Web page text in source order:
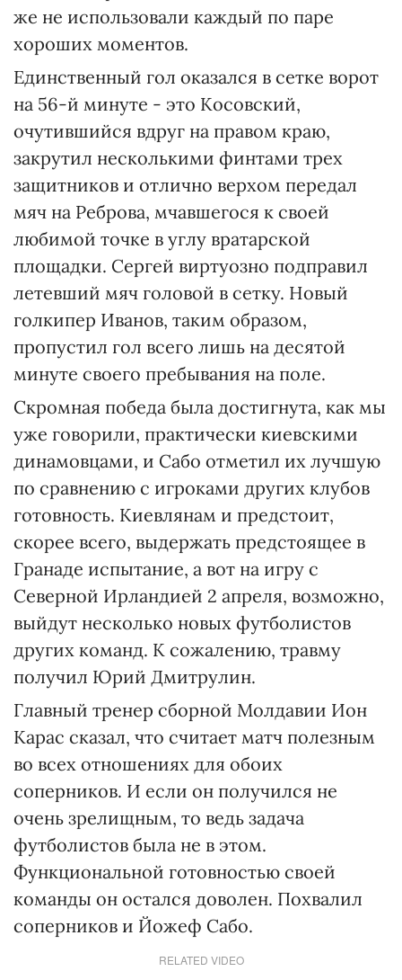
же не использовали каждый по паре
хороших моментов.
Единственный гол оказался в сетке ворот
на 56-й минуте - это Косовский,
очутившийся вдруг на правом краю,
закрутил несколькими финтами трех
защитников и отлично верхом передал
мяч на Реброва, мчавшегося к своей
любимой точке в углу вратарской
площадки. Сергей виртуозно подправил
летевший мяч головой в сетку. Новый
голкипер Иванов, таким образом,
пропустил гол всего лишь на десятой
минуте своего пребывания на поле.
Скромная победа была достигнута, как мы
уже говорили, практически киевскими
динамовцами, и Сабо отметил их лучшую
по сравнению с игроками других клубов
готовность. Киевлянам и предстоит,
скорее всего, выдержать предстоящее в
Гранаде испытание, а вот на игру с
Северной Ирландией 2 апреля, возможно,
выйдут несколько новых футболистов
других команд. К сожалению, травму
получил Юрий Дмитрулин.
Главный тренер сборной Молдавии Ион
Карас сказал, что считает матч полезным
во всех отношениях для обоих
соперников. И если он получился не
очень зрелищным, то ведь задача
футболистов была не в этом.
Функциональной готовностью своей
команды он остался доволен. Похвалил
соперников и Йожеф Сабо.
RELATED VIDEO